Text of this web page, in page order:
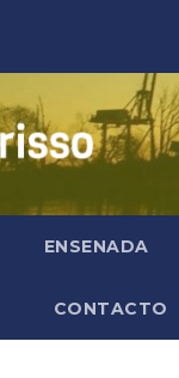
ENSENADA
CONTACTO